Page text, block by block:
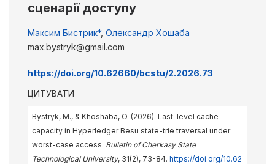
сценарії доступу
Максим Бистрик*, Олександр Хошаба
max.bystryk@gmail.com
https://doi.org/10.62660/bcstu/2.2026.73
ЦИТУВАТИ
Bystryk, M., & Khoshaba, O. (2026). Last-level cache
capacity in Hyperledger Besu state-trie traversal under
worst-case access. Bulletin of Cherkasy State
Technological University, 31(2), 73-84. https://doi.org/10.62